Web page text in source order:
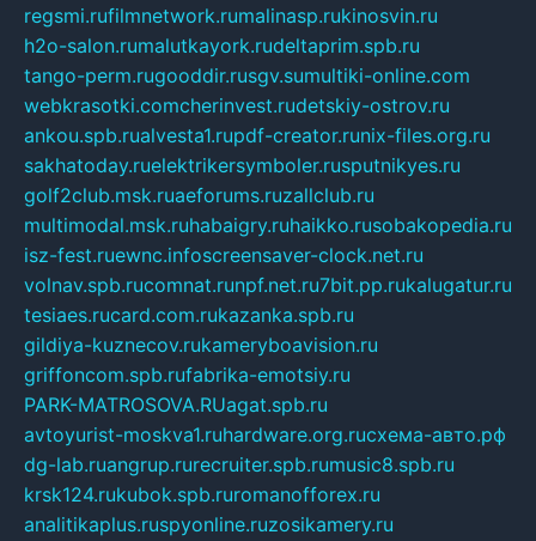
regsmi.rufilmnetwork.rumalinasp.rukinosvin.ru
h2o-salon.rumalutkayork.rudeltaprim.spb.ru
tango-perm.rugooddir.rusgv.sumultiki-online.com
webkrasotki.comcherinvest.rudetskiy-ostrov.ru
ankou.spb.rualvesta1.rupdf-creator.runix-files.org.ru
sakhatoday.ruelektrikersymboler.rusputnikyes.ru
golf2club.msk.ruaeforums.ruzallclub.ru
multimodal.msk.ruhabaigry.ruhaikko.rusobakopedia.ru
isz-fest.ruewnc.infoscreensaver-clock.net.ru
volnav.spb.rucomnat.runpf.net.ru7bit.pp.rukalugatur.ru
tesiaes.rucard.com.rukazanka.spb.ru
gildiya-kuznecov.rukameryboavision.ru
griffoncom.spb.rufabrika-emotsiy.ru
PARK-MATROSOVA.RUagat.spb.ru
avtoyurist-moskva1.ruhardware.org.ruсхема-авто.рф
dg-lab.ruangrup.rurecruiter.spb.rumusic8.spb.ru
krsk124.rukubok.spb.ruromanofforex.ru
analitikaplus.ruspyonline.ruzosikamery.ru